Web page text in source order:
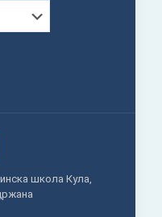
школа Кула,